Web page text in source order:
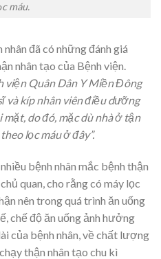
máu.
đã có những đánh giá
nhân tạo của Bệnh viện.
viện Quân Dân Y Miền Đông
và kíp nhân viên điều dưỡng
do đó, mặc dù nhà ở tận
lọc máu ở đây”.
bệnh nhân mắc bệnh thận
quan, cho rằng có máy lọc
nên trong quá trình ăn uống
chế độ ăn uống ảnh hưởng
của bệnh nhân, về chất lượng
thận nhân tạo chu kì